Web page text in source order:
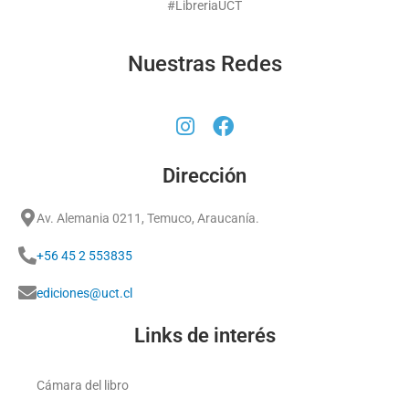
#LibreriaUCT
Nuestras Redes
Dirección
Av. Alemania 0211, Temuco, Araucanía.
+56 45 2 553835
ediciones@uct.cl
Links de interés
Cámara del libro